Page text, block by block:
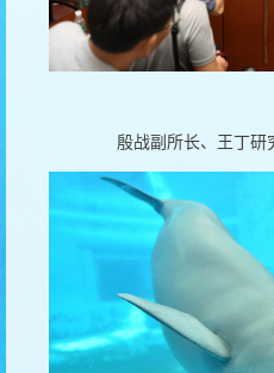
殷战副所长、王丁研